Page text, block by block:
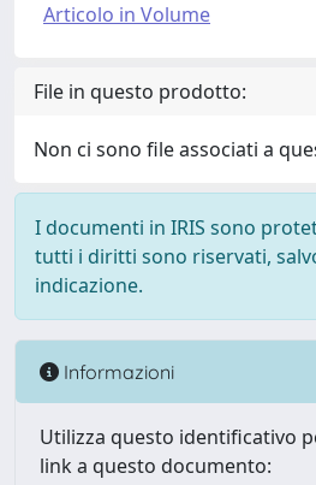
Articolo in Volume
File in questo prodotto:
Non ci sono file associati a
I documenti in IRIS sono
tutti i diritti sono riservati,
indicazione.
Informazioni
Utilizza questo identificativo
link a questo documento: